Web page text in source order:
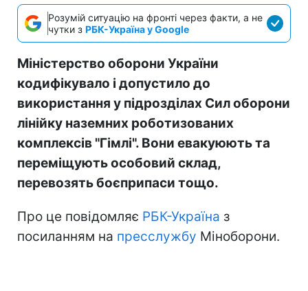
Розумій ситуацію на фронті через факти, а не
чутки з РБК-Україна у Google
Міністерство оборони України
кодифікувало і допустило до
використання у підрозділах Сил оборони
лінійку наземних роботизованих
комплексів "Гімлі". Вони евакуюють та
переміщують особовий склад,
перевозять боєприпаси тощо.
Про це повідомляє РБК-Україна з
посиланням на пресслужбу Міноборони.